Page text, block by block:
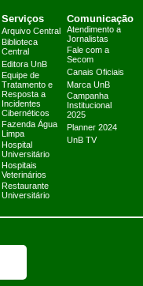
Serviços
Arquivo Central
Biblioteca
Central
Editora UnB
Equipe de
Tratamento e
Resposta a
Incidentes
Cibernéticos
Fazenda Água
Limpa
Hospital
Universitário
Hospitais
Veterinários
Restaurante
Universitário
Comunicação
Atendimento a
Jornalistas
Fale com a
Secom
Canais Oficiais
Marca UnB
Campanha
Institucional
2025
Planner 2024
UnB TV